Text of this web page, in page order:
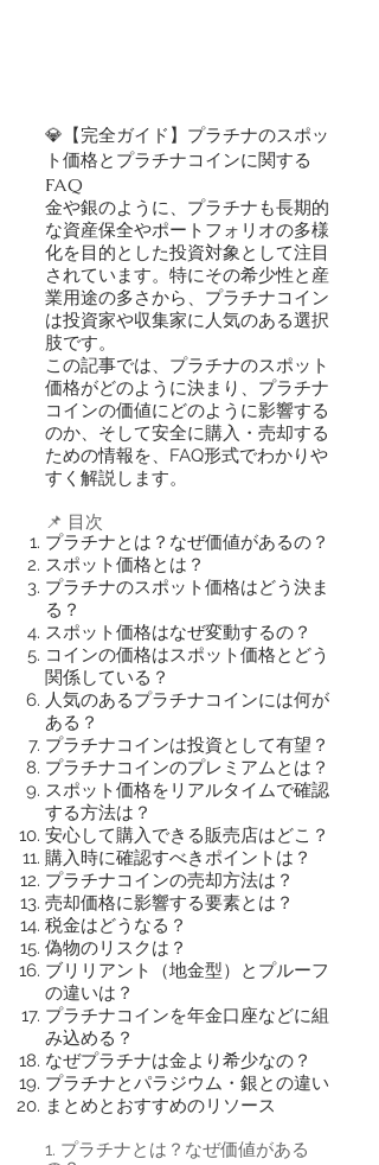
💎【完全ガイド】プラチナのスポッ
ト価格とプラチナコインに関する
FAQ
金や銀のように、プラチナも長期的
な資産保全やポートフォリオの多様
化を目的とした投資対象として注目
されています。特にその希少性と産
業用途の多さから、プラチナコイン
は投資家や収集家に人気のある選択
肢です。
この記事では、プラチナのスポット
価格がどのように決まり、プラチナ
コインの価値にどのように影響する
のか、そして安全に購入・売却する
ための情報を、FAQ形式でわかりや
すく解説します。
📌 目次
プラチナとは？なぜ価値があるの？
スポット価格とは？
プラチナのスポット価格はどう決ま
る？
スポット価格はなぜ変動するの？
コインの価格はスポット価格とどう
関係している？
人気のあるプラチナコインには何が
ある？
プラチナコインは投資として有望？
プラチナコインのプレミアムとは？
スポット価格をリアルタイムで確認
する方法は？
安心して購入できる販売店はどこ？
購入時に確認すべきポイントは？
プラチナコインの売却方法は？
売却価格に影響する要素とは？
税金はどうなる？
偽物のリスクは？
ブリリアント（地金型）とプルーフ
の違いは？
プラチナコインを年金口座などに組
み込める？
なぜプラチナは金より希少なの？
プラチナとパラジウム・銀との違い
まとめとおすすめのリソース
1. プラチナとは？なぜ価値がある